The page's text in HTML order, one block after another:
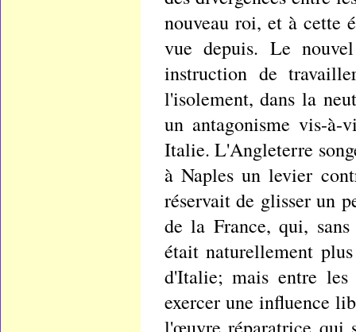
nouveau roi, et à cette
vue depuis. Le
instruction de
l'isolement, dans la
un antagonisme vis-
Italie. L'Angleterre
à Naples un levier
réservait de glisser un
de la France, qui,
était naturellement
d'Italie; mais entre
exercer une influence